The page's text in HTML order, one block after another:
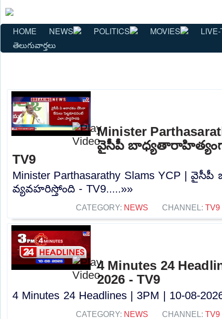
HOME NEWS POLITICS MOVIES
తెలుగువార్తలు
Minister
వైసీపీ
TV9
Minister Parthasarathy Slams YCP |
వ్యవహరిస్తోంది - TV9.....»»
CATEGORY: NEWS CHANNEL: TV9
4 Minutes 24
2026 - TV9
4 Minutes 24 Headlines | 3PM | 10-08-
CATEGORY: NEWS CHANNEL: TV9